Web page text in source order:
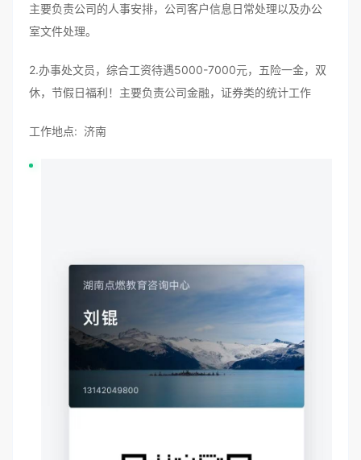
主要负责公司的人事安排，公司客户信息日常处理以及办公
室文件处理。
2.办事处文员，综合工资待遇5000-7000元，五险一金，双
休，节假日福利！主要负责公司金融，证券类的统计工作
工作地点: 济南